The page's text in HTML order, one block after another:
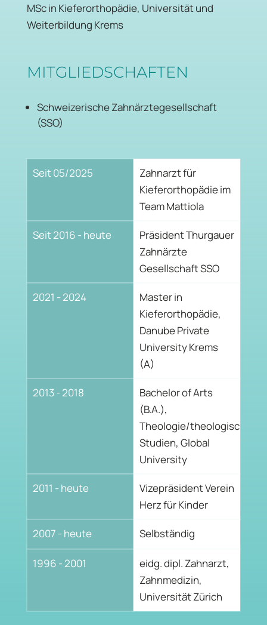
MSc in Kieferorthopädie, Universität und
Weiterbildung Krems
MITGLIEDSCHAFTEN
Schweizerische Zahnärztegesellschaft
(SSO)
Seit 05/2025
Seit 2016 - heute
2021 - 2024
2013 - 2018
2011 - heute
2007 - heute
1996 - 2001
Zahnarzt für
Kieferorthopädie im
Team Mattiola
Präsident Thurgauer
Zahnärzte
Gesellschaft SSO
Master in
Kieferorthopädie,
Danube Private
University Krems
(A)
Bachelor of Arts
(B.A.),
Theologie/theologische
Studien, Global
University
Vizepräsident Verein
Herz für Kinder
Selbständig
eidg. dipl. Zahnarzt,
Zahnmedizin,
Universität Zürich